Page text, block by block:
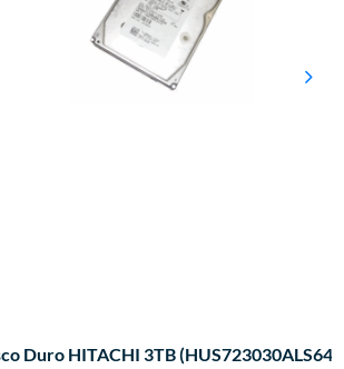
3TB (HUS723030ALS640)